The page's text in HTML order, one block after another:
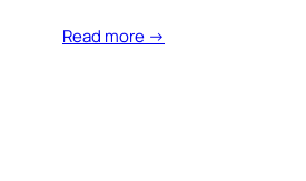
Read more →